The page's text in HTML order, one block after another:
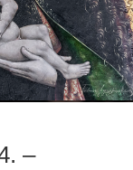
–